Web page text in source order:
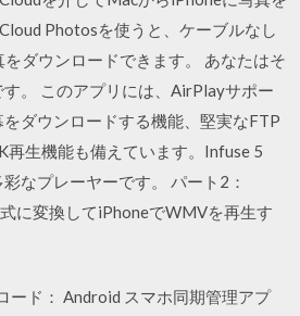
Photosを使うと、ケーブルなし
ダウンロードできます。 あなたはそ
。 このアプリには、AirPlayサポー
をダウンロードする機能、堅実なFTP
再生機能も備えています。Infuse 5
なプレーヤーです。 パート2：
に変換してiPhoneでWMVを再生す
ード： Android スマホ同期管理アプ